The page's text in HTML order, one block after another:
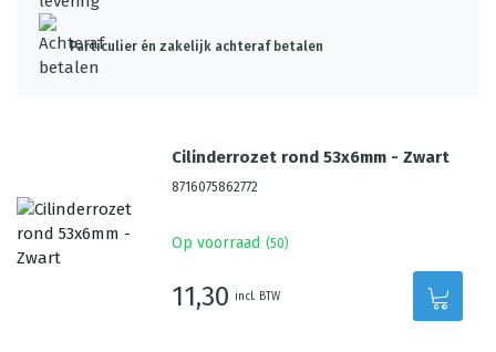
Particulier én zakelijk achteraf betalen
Cilinderrozet rond 53x6mm - Zwart
8716075862772
Op voorraad (50)
11,30 incl. BTW